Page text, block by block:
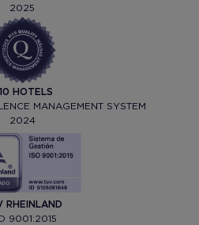
2025
HOTELS
MANAGEMENT SYSTEM
2024
RHEINLAND
9001:2015